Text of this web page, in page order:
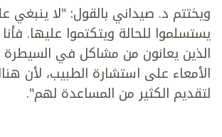
ويختتم د. صيداني بالقول: "لا ينبغي
يستسلموا للحالة ويتكتموا عليها.
الذين يعانون من مشاكل في
الأمعاء على استشارة الطبيب، لأن
لتقديم الكثير من المساعدة لهم".